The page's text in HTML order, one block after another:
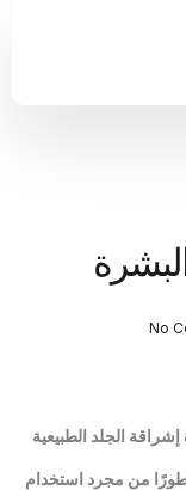
No
إشراقة الجلد الطبيعية
من مجرد استخدام